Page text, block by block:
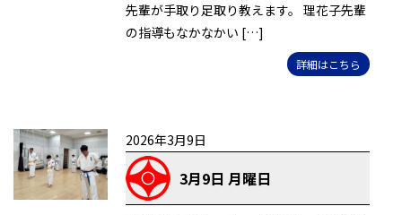
先輩が手取り足取り教えます。 理花子先輩
の指導もなかなかい […]
詳細はこちら
2026年3月9日
3月9日 月曜日